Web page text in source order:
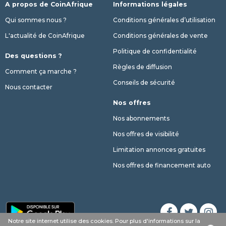
Notre site internet utilise des cookies. Pour plus d'informations sur la
A propos de CoinAfrique
Qui sommes nous ?
L'actualité de CoinAfrique
Des questions ?
Comment ça marche ?
Nous contacter
Informations légales
Conditions générales d’utilisation
Conditions générales de vente
Politique de confidentialité
Règles de diffusion
Conseils de sécurité
Nos offres
Nos abonnements
Nos offres de visibilité
Limitation annonces gratuites
Nos offres de financement auto